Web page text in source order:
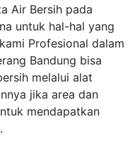
Air Bersih pada
untuk hal-hal yang
Profesional dalam
Bandung bisa
melalui alat
jika area dan
mendapatkan